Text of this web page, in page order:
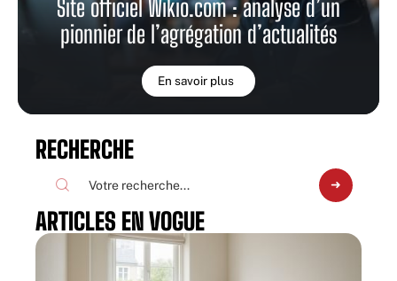
Site officiel Wikio.com : analyse d’un
pionnier de l’agrégation d’actualités
En savoir plus
RECHERCHE
ARTICLES EN VOGUE